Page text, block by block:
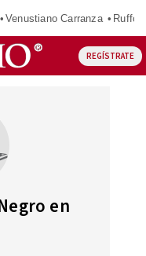
Venustiano Carranza Ruffo
REGÍSTRATE
en